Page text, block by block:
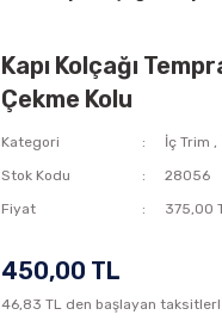
Kapı Kolçağı
Çekme Kolu
Kategori İç Trim ,
Stok Kodu
28056
Fiyat
375,00
450,00 TL
46,83 TL den başlayan